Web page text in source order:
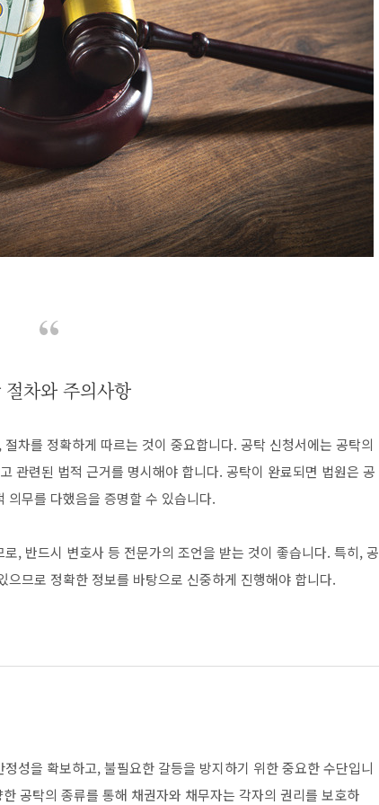
절차와 주의사항
차를 정확하게 따르는 것이 중요합니다. 공탁 신청서에는 공탁의
관련된 법적 근거를 명시해야 합니다. 공탁이 완료되면 법원은 공
의무를 다했음을 증명할 수 있습니다.
, 반드시 변호사 등 전문가의 조언을 받는 것이 좋습니다. 특히, 공
므로 정확한 정보를 바탕으로 신중하게 진행해야 합니다.
성을 확보하고, 불필요한 갈등을 방지하기 위한 중요한 수단입니
공탁의 종류를 통해 채권자와 채무자는 각자의 권리를 보호하